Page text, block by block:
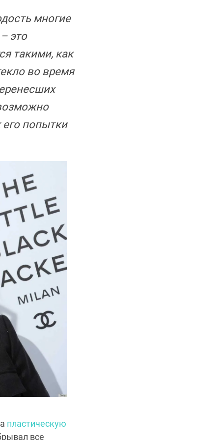
многие
это
такими, как
во время
его попытки
пластическую
все